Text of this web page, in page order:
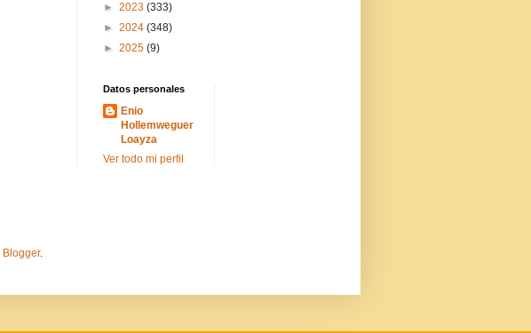
► 2023 (333)
► 2024 (348)
► 2025 (9)
Datos personales
Enio
Hollemweguer
Loayza
Ver todo mi perfil
Blogger.